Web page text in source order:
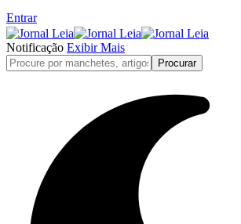
Entrar
Notificação Exibir Mais